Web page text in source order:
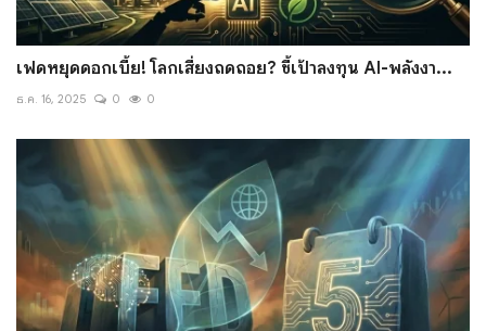
เฟดหยุดดอกเบี้ย! โลกเสี่ยงถดถอย? ชี้เป้าลงทุน AI-พลังงา...
ธ.ค. 16, 2025 0 0